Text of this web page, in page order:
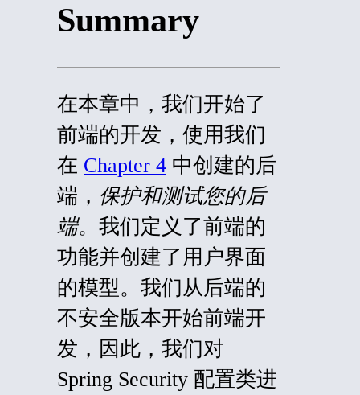
Summary
在本章中，我们开始了
前端的开发，使用我们
在 Chapter 4 中创建的后
端， 保护和测试您的后
端。我们定义了前端的
功能并创建了用户界面
的模型。我们从后端的
不安全版本开始前端开
发，因此，我们对
Spring Security 配置类进